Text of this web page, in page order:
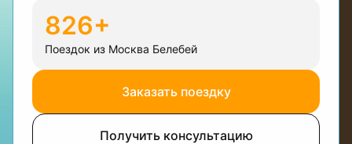
826+
Поездок из Москва Белебей
Заказать поездку
Получить консультацию